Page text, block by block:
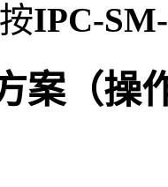
IPC-
案（操